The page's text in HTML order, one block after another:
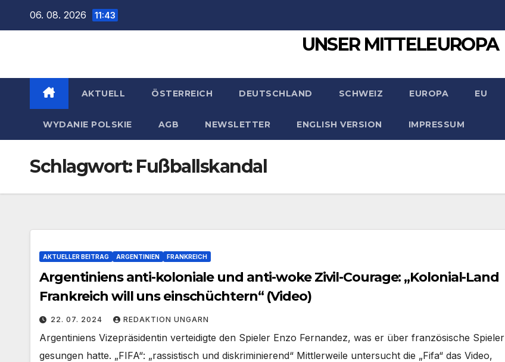
06. 08. 2026 11:43
UNSER MITTELEUROPA
AKTUELL ÖSTERREICH DEUTSCHLAND SCHWEIZ EUROPA EU
WYDANIE POLSKIE AGB NEWSLETTER ENGLISH VERSION IMPRESSUM
Schlagwort: Fußballskandal
AKTUELLER BEITRAG ARGENTINIEN FRANKREICH
Argentiniens anti-koloniale und anti-woke Zivil-Courage: „Kolonial-Land
Frankreich will uns einschüchtern“ (Video)
22. 07. 2024 REDAKTION UNGARN
Argentiniens Vizepräsidentin verteidigte den Spieler Enzo Fernandez, was er über französische Spieler
gesungen hatte. „FIFA“: „rassistisch und diskriminierend“ Mittlerweile untersucht die „Fifa“ das Video,